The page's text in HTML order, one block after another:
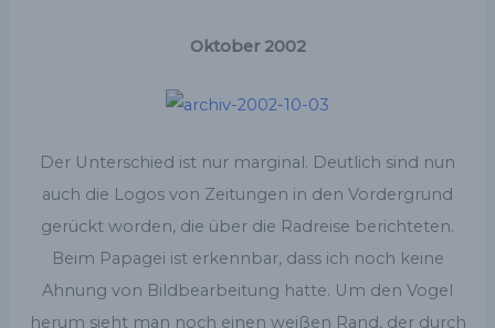
Oktober 2002
Der Unterschied ist nur marginal. Deutlich sind nun
auch die Logos von Zeitungen in den Vordergrund
gerückt worden, die über die Radreise berichteten.
Beim Papagei ist erkennbar, dass ich noch keine
Ahnung von Bildbearbeitung hatte. Um den Vogel
herum sieht man noch einen weißen Rand, der durch